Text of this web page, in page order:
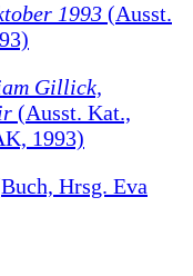
1993 (Ausst.
Gillick,
(Ausst. Kat.,
1993)
Hrsg. Eva